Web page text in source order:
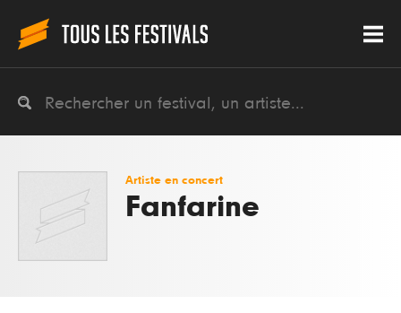
Artiste en concert
Fanfarine